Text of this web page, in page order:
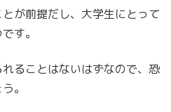
が前提だし、大学生にとって
す。
ることはないはずなので、恐
。